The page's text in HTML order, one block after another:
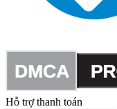
Hỗ trợ thanh toán